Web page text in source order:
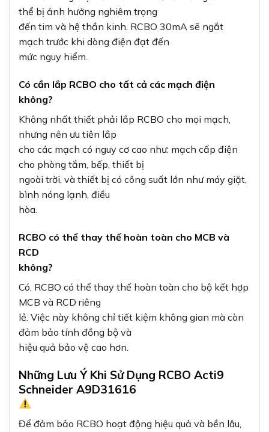
thể bị ảnh hưởng nghiêm trọng
đến tim và hệ thần kinh. RCBO 30mA sẽ ngắt
mạch trước khi dòng điện đạt đến
mức nguy hiểm.
Có cần lắp RCBO cho tất cả các mạch điện
không?
Không nhất thiết phải lắp RCBO cho mọi mạch,
nhưng nên ưu tiên lắp
cho các mạch có nguy cơ cao như: mạch cấp điện
cho phòng tắm, bếp, thiết bị
ngoài trời, và thiết bị có công suất lớn như máy giặt,
bình nóng lạnh, điều
hòa.
RCBO có thể thay thế hoàn toàn cho MCB và
RCD
không?
Có, RCBO có thể thay thế hoàn toàn cho bộ kết hợp
MCB và RCD riêng
lẻ. Việc này không chỉ tiết kiệm không gian mà còn
đảm bảo tính đồng bộ và
hiệu quả bảo vệ cao hơn.
Những Lưu Ý Khi Sử Dụng RCBO Acti9
Schneider A9D31616
Để đảm bảo RCBO hoạt động hiệu quả và bền lâu,